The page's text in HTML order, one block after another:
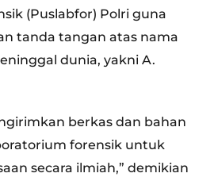
(Puslabfor) Polri guna
tanda tangan atas nama
dunia, yakni A.
berkas dan bahan
forensik untuk
secara ilmiah,” demikian